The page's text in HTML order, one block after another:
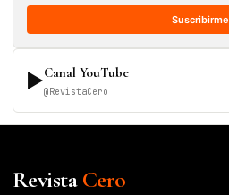
Suscribirme
▶Canal YouTube
@RevistaCero
RevistaCero